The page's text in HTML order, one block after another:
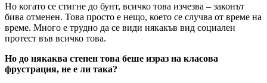
Но когато се стигне до бунт, всичко това изчезва – законът
бива отменен. Това просто е нещо, което се случва от време на
време. Много е трудно да се види някакъв вид социален
протест във всичко това.
Но до някаква степен това беше израз на класова
фрустрация, не е ли така?